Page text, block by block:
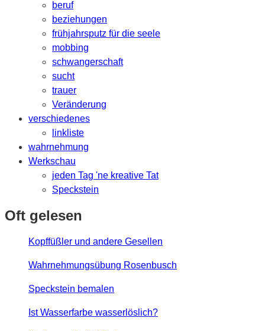
beruf
beziehungen
frühjahrsputz für die seele
mobbing
schwangerschaft
sucht
trauer
Veränderung
verschiedenes
linkliste
wahrnehmung
Werkschau
jeden Tag 'ne kreative Tat
Speckstein
Oft gelesen
Kopffüßler und andere Gesellen
Wahrnehmungsübung Rosenbusch
Speckstein bemalen
Ist Wasserfarbe wasserlöslich?